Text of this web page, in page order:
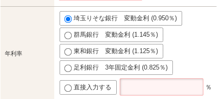
年利率
埼玉りそな銀行 変動金利 (0.950％)
群馬銀行 変動金利 (1.145％)
東和銀行 変動金利 (1.125％)
足利銀行 3年固定金利 (0.825％)
直接入力する ％